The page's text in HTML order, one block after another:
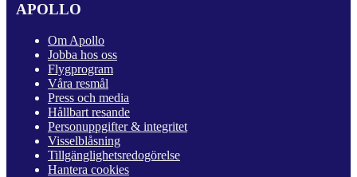
APOLLO
Om Apollo
Jobba hos oss
Flygprogram
Våra resmål
Press och media
Hållbart resande
Personuppgifter & integritet
Visselblåsning
Tillgänglighetsredogörelse
Hantera cookies